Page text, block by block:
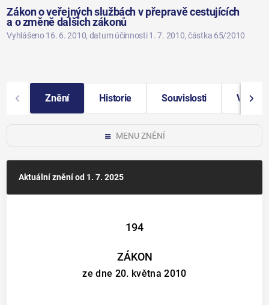
Zákon o veřejných službách v přepravě cestujících
a o změně dalších zákonů
Vyhlášeno 16. 6. 2010, datum účinnosti 1. 7. 2010, částka 65/2010
Znění Historie Souvislosti
MENU ZNĚNÍ
Aktuální zněníod 1. 7. 2025
194
ZÁKON
ze dne 20. května 2010